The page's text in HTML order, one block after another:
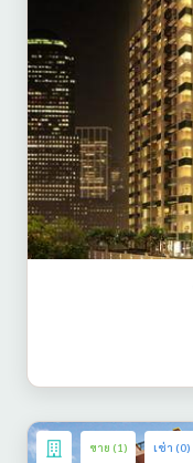
ขาย (1) เช่า (0)